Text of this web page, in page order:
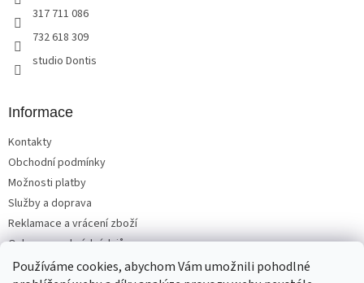
Používáme cookies, abychom Vám umožnili pohodlné
317 711 086
732 618 309
studio Dontis
Informace
Kontakty
Obchodní podmínky
Možnosti platby
Služby a doprava
Reklamace a vrácení zboží
Ochrana osobních údajů